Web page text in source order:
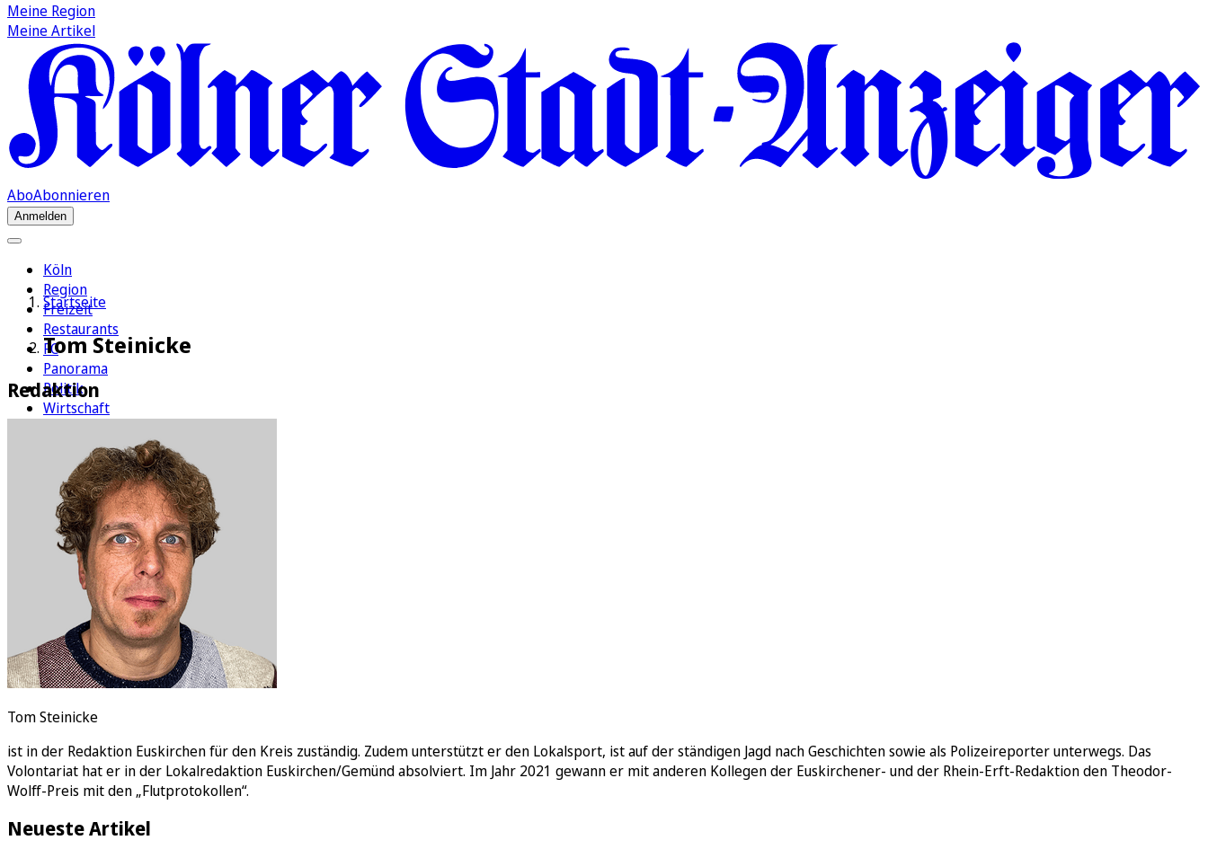
Meine Region
Meine Artikel
AboAbonnieren
Anmelden
Köln
Region
Freizeit
Restaurants
FC
Panorama
Politik
Wirtschaft
Newsletter
E-Paper
Startseite
Tom Steinicke
Redaktion
Tom Steinicke
ist in der Redaktion Euskirchen für den Kreis zuständig. Zudem unterstützt er den Lokalsport, ist auf der ständigen Jagd nach Geschichten sowie als Polizeireporter unterwegs. Das
Volontariat hat er in der Lokalredaktion Euskirchen/Gemünd absolviert. Im Jahr 2021 gewann er mit anderen Kollegen der Euskirchener- und der Rhein-Erft-Redaktion den Theodor-
Wolff-Preis mit den „Flutprotokollen“.
Neueste Artikel